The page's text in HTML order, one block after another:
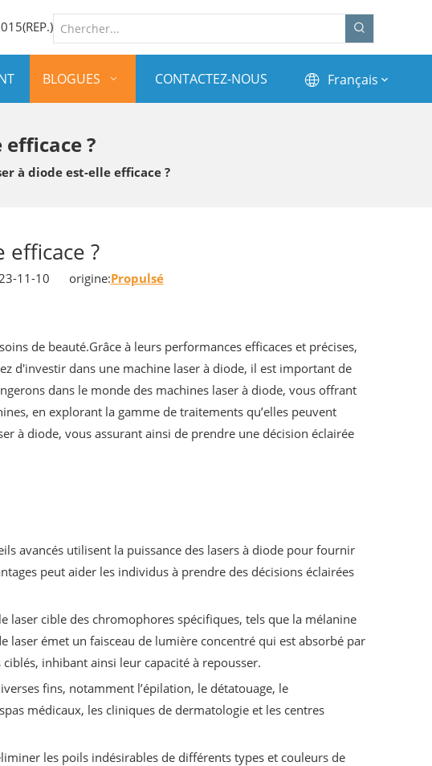
BLOGUES CONTACTEZ-NOUS Français
?
à diode est-elle efficace ?
efficace ?
11-10 origine:Propulsé
de beauté.Grâce à leurs performances efficaces et précises,
d'investir dans une machine laser à diode, il est important de
dans le monde des machines laser à diode, vous offrant
en explorant la gamme de traitements qu’elles peuvent
à diode, vous assurant ainsi de prendre une décision éclairée
avancés utilisent la puissance des lasers à diode pour fournir
peut aider les individus à prendre des décisions éclairées
laser cible des chromophores spécifiques, tels que la mélanine
laser émet un faisceau de lumière concentré qui est absorbé par
inhibant ainsi leur capacité à repousser.
fins, notamment l’épilation, le détatouage, le
médicaux, les cliniques de dermatologie et les centres
les poils indésirables de différents types et couleurs de